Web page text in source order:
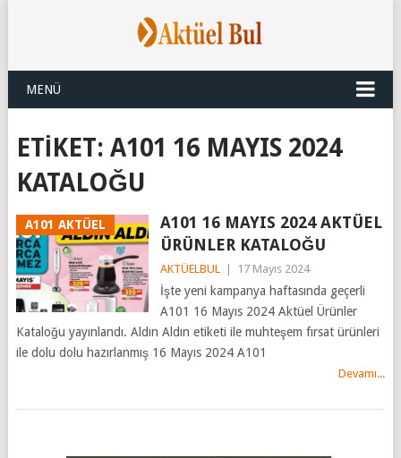
MENÜ
ETIKET: A101 16 MAYIS 2024
KATALOĞU
A101 AKTÜEL
A101 16 MAYIS 2024 AKTÜEL
ÜRÜNLER KATALOĞU
AKTÜELBUL 17 Mayıs 2024
İşte yeni kampanya haftasında geçerli
A101 16 Mayıs 2024 Aktüel Ürünler
Kataloğu yayınlandı. Aldın Aldın etiketi ile muhteşem fırsat ürünleri
ile dolu dolu hazırlanmış 16 Mayıs 2024 A101
Devamı...